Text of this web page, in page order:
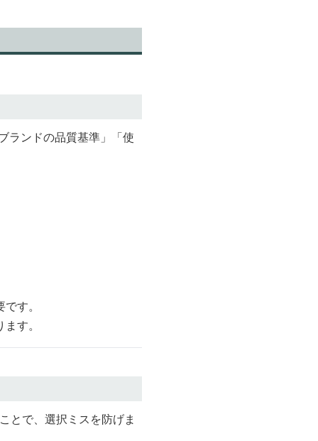
ランドの品質基準」「使
す。
す。
とで、選択ミスを防げま